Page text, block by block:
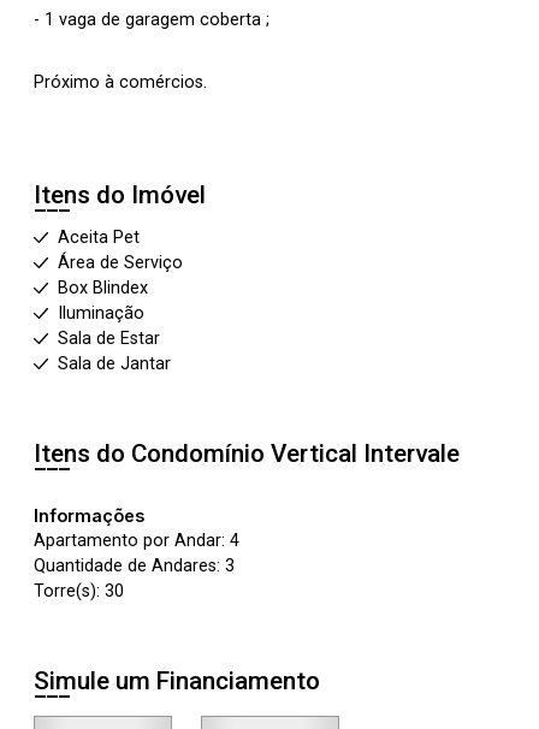
- 1 vaga de garagem coberta ;
Próximo à comércios.
Itens do Imóvel
Aceita Pet
Área de Serviço
Box Blindex
Iluminação
Sala de Estar
Sala de Jantar
Itens do Condomínio Vertical Intervale
Informações
Apartamento por Andar: 4
Quantidade de Andares: 3
Torre(s): 30
Simule um Financiamento